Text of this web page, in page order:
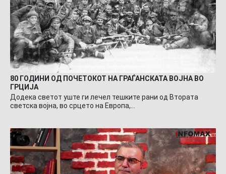
80 ГОДИНИ ОД ПОЧЕТОКОТ НА ГРАЃАНСКАТА ВОЈНА ВО
ГРЦИЈА
Додека светот уште ги лечел тешките рани од Втората
светска војна, во срцето на Европа,…